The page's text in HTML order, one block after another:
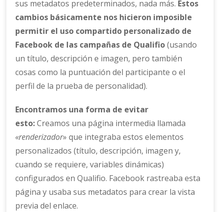
sus metadatos predeterminados, nada más. Estos
cambios básicamente nos hicieron imposible
permitir el uso compartido personalizado de
Facebook de las campañas de Qualifio(usando
un título, descripción e imagen, pero también
cosas como la puntuación del participante o el
perfil de la prueba de personalidad).
Encontramos una forma de evitar
esto:Creamos una página intermedia llamada
«renderizador» que integraba estos elementos
personalizados (título, descripción, imagen y,
cuando se requiere, variables dinámicas)
configurados en Qualifio. Facebook rastreaba esta
página y usaba sus metadatos para crear la vista
previa del enlace.